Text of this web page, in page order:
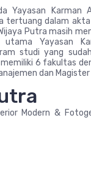
Yayasan Karman
tertuang dalam
Putra masih
Yayasan
studi yang
6 fakultas
dan
Modern &